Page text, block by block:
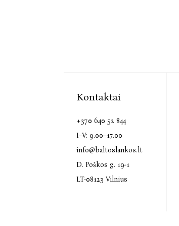
Kontaktai
+370 640 52 844
I–V: 9.00–17.00
info@baltoslankos.lt
D. Poškos g. 19-1
LT-08123 Vilnius